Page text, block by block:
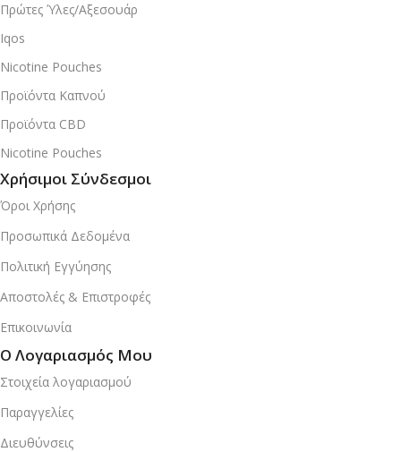
Πρώτες Ύλες/Αξεσουάρ
Iqos
Nicotine Pouches
Προϊόντα Καπνού
Προϊόντα CBD
Nicotine Pouches
Χρήσιμοι Σύνδεσμοι
Όροι Χρήσης
Προσωπικά Δεδομένα
Πολιτική Εγγύησης
Αποστολές & Επιστροφές
Επικοινωνία
Ο Λογαριασμός Μου
Στοιχεία λογαριασμού
Παραγγελίες
Διευθύνσεις